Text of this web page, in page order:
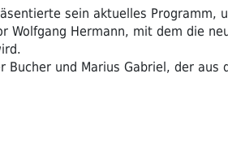
sein aktuelles Programm,
Wolfgang Hermann, mit dem die
Bucher und Marius Gabriel, der aus